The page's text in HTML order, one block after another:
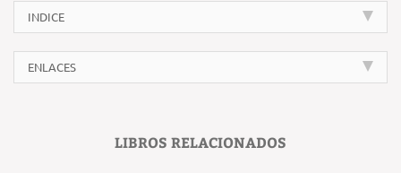
INDICE
ENLACES
LIBROS RELACIONADOS